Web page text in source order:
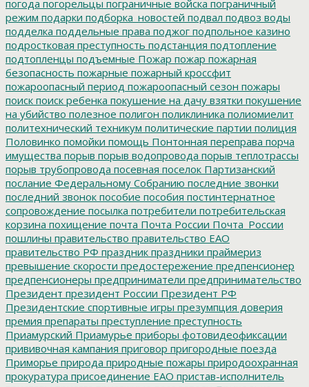
погода погорельцы пограничные войска пограничный
режим подарки подборка_новостей подвал подвоз воды
подделка поддельные права поджог подпольное казино
подростковая преступность подстанция подтопление
подтопленцы подъемные Пожар пожар пожарная
безопасность пожарные пожарный кроссфит
пожароопасный период пожароопасный сезон пожары
поиск поиск ребенка покушение на дачу взятки покушение
на убийство полезное полигон поликлиника полиомиелит
политехнический техникум политические партии полиция
Половинко помойки помощь Понтонная переправа порча
имущества порыв порыв водопровода порыв теплотрассы
порыв трубопровода посевная поселок Партизанский
послание Федеральному Собранию последние звонки
последний звонок пособие пособия постинтернатное
сопровождение посылка потребители потребительская
корзина похищение почта Почта России Почта_России
пошлины правительство правительство ЕАО
правительство РФ праздник праздники праймериз
превышение скорости предостережение предпенсионер
предпенсионеры предприниматели предпринимательство
Президент президент России Президент РФ
Президентские спортивные игры презумпция доверия
премия препараты преступление преступность
Приамурский Приамурье приборы фотовидеофиксации
прививочная кампания приговор пригородные поезда
Приморье природа природные пожары природоохранная
прокуратура присоединение ЕАО пристав-исполнитель